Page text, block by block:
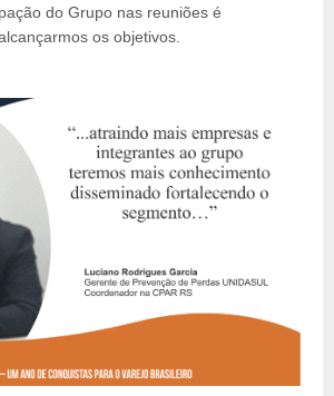
do Grupo nas reuniões é
os objetivos.